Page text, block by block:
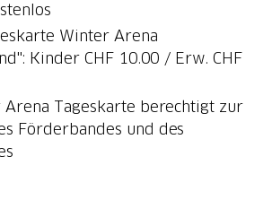
Winter Arena
Kinder CHF 10.00 / Erw. CHF
Arena Tageskarte berechtigt zur
Förderbandes und des